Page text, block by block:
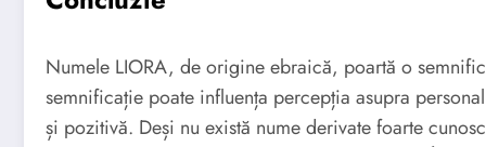
Numele LIORA, de origine ebraică, poartă o
semnificație poate influența percepția asupra
și pozitivă. Deși nu există nume derivate foarte